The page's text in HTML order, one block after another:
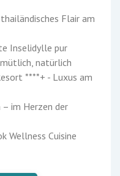
Flair am
Inselidylle pur
natürlich
****+ - Luxus am
im Herzen der
Wellness Cuisine